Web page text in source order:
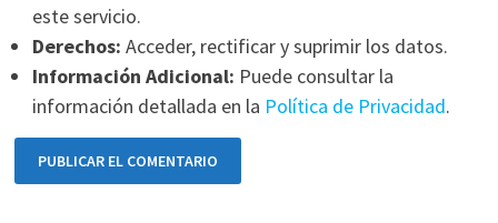
este servicio.
Derechos: Acceder, rectificar y suprimir los datos.
Información Adicional: Puede consultar la
información detallada en la Política de Privacidad.